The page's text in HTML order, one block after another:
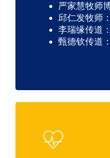
严家慧牧师
邱仁发牧师
李瑞缘传道
甄德钦传道